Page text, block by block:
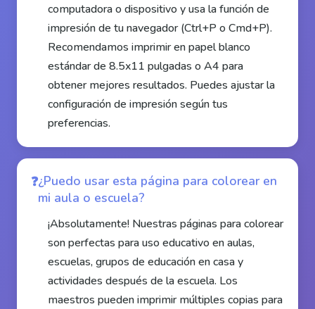
computadora o dispositivo y usa la función de
impresión de tu navegador (Ctrl+P o Cmd+P).
Recomendamos imprimir en papel blanco
estándar de 8.5x11 pulgadas o A4 para
obtener mejores resultados. Puedes ajustar la
configuración de impresión según tus
preferencias.
¿Puedo usar esta página para colorear en
mi aula o escuela?
¡Absolutamente! Nuestras páginas para colorear
son perfectas para uso educativo en aulas,
escuelas, grupos de educación en casa y
actividades después de la escuela. Los
maestros pueden imprimir múltiples copias para